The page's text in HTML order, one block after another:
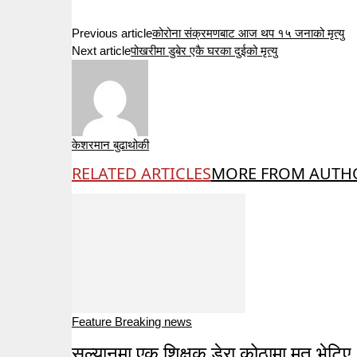
Previous articleकोरोना संक्रमणबाट आज थप १५ जनाको मृत्यु
Next articleपोखरीमा डुबेर एकै घरका दुईको मृत्यु
केशरमान बुढाथोकी
RELATED ARTICLESMORE FROM
Feature Breaking news